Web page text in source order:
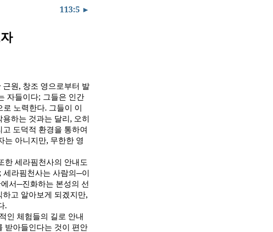
113:5 ►
원, 창조 영으로부터 발
자들이다; 그들은 인간
노력한다. 그들이 이
하는 것과는 달리, 오히
도덕적 환경을 통하여
는 아니지만, 무한한 영
한 세라핌천사의 안내도
세라핌천사는 사람의─이
서─진화하는 본성의 선
고 알아보게 되겠지만,
.
인 체험들의 길로 안내
받아들인다는 것이 편안